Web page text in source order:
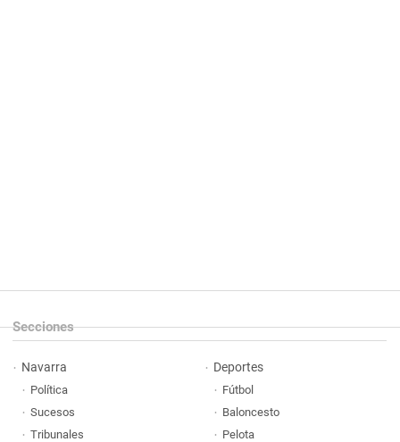
Secciones
Navarra
Política
Sucesos
Tribunales
Deportes
Fútbol
Baloncesto
Pelota